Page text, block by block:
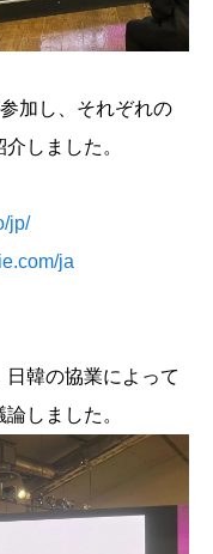
加し、それぞれの
しました。
jp/
ja
韓の協業によって
しました。